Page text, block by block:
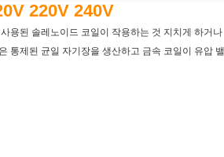
220V 240V
용된 솔레노이드 코일이 작용하는 것 지치게 하거나
통제된 균일 자기장을 생산하고 금속 코일이 유압 밸